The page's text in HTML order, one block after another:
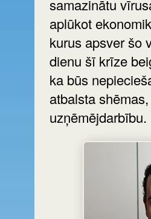
samazinātu
aplūkot
kurus apsver šo
dienu šī krīze
ka būs
atbalsta
uzņēmējdarbību.